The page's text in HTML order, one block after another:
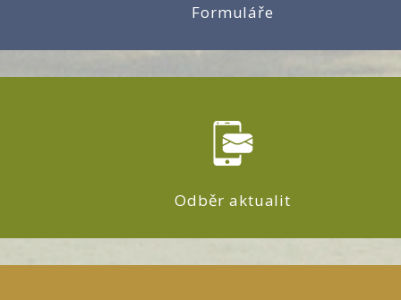
Formuláře
Odběr aktualit